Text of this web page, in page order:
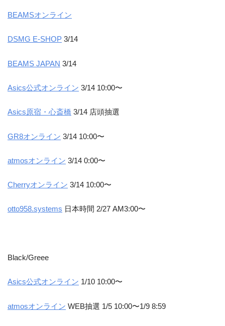
BEAMSオンライン
DSMG E-SHOP 3/14
BEAMS JAPAN 3/14
Asics公式オンライン 3/14 10:00〜
Asics原宿・心斎橋 3/14 店頭抽選
GR8オンライン 3/14 10:00〜
atmosオンライン 3/14 0:00〜
Cherryオンライン 3/14 10:00〜
otto958.systems 日本時間 2/27 AM3:00〜
Black/Greee
Asics公式オンライン 1/10 10:00〜
atmosオンライン WEB抽選 1/5 10:00〜1/9 8:59